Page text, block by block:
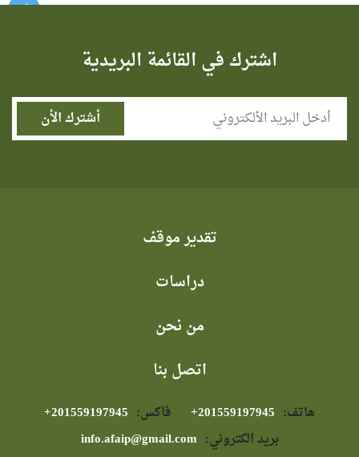
اشترك في القائمة البريدية
تقدير موقف
دراسات
من نحن
اتصل بنا
هاتف: فاكس:
بريد الكتروني: info.afaip@gmail.com